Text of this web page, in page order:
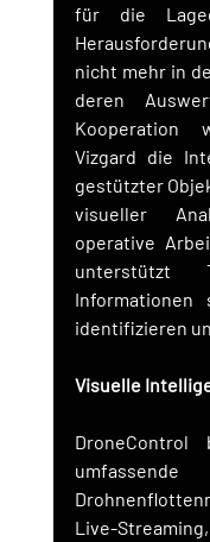
für die
nicht mehr in
deren
Kooperation
Vizgard die
gestützter
visueller
operative
unterstützt
identifizieren
Visuelle
DroneControl
Live-